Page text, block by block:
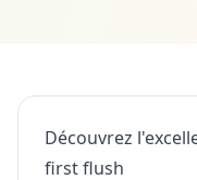
Découvrez
first flush